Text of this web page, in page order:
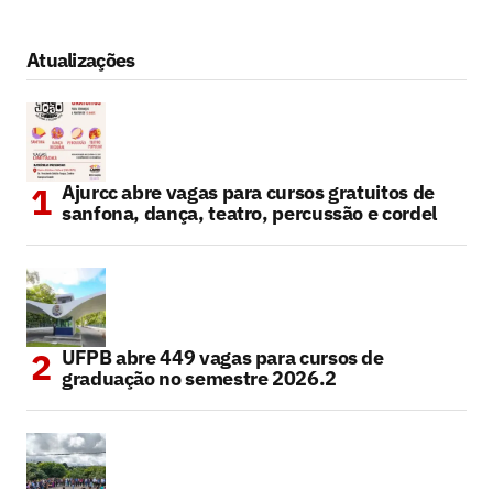
Atualizações
Ajurcc abre vagas para cursos gratuitos de
sanfona, dança, teatro, percussão e cordel
UFPB abre 449 vagas para cursos de
graduação no semestre 2026.2